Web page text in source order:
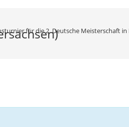
für die 2. Deutsche Meisterschaft in